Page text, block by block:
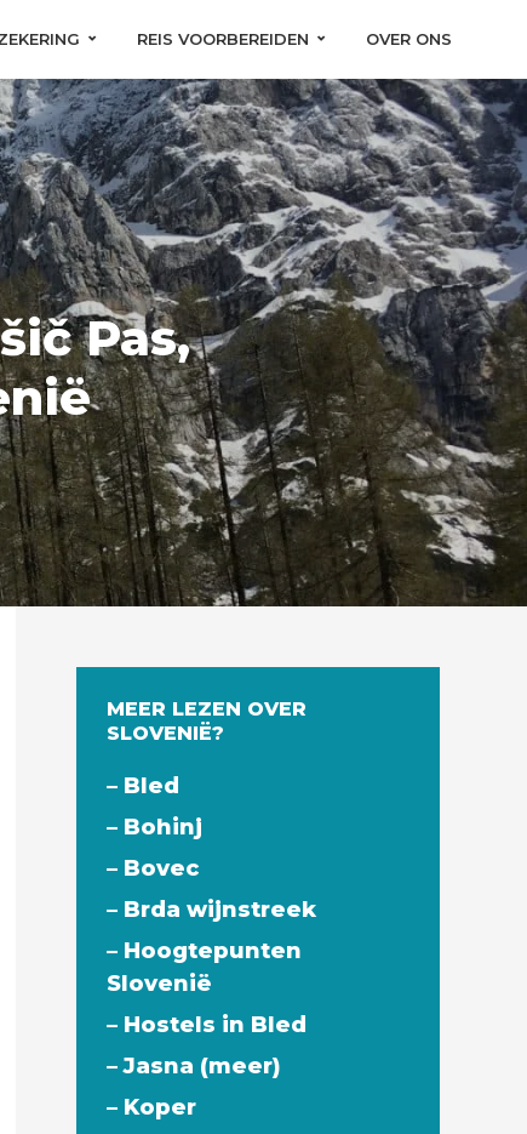
REIS VOORBEREIDEN OVER ONS
Pas,
MEER LEZEN OVER
SLOVENIË?
– Bled
– Bohinj
– Bovec
– Brda wijnstreek
– Hoogtepunten
Slovenië
– Hostels in Bled
– Jasna (meer)
– Koper